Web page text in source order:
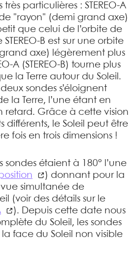
particulières : STEREO-A
"rayon" (demi grand axe)
que celui de l’orbite de
B est sur une orbite
axe) légèrement plus
A (STEREO-B) tourne plus
la Terre autour du Soleil.
sondes s’éloignent
la Terre, l’une étant en
retard. Grâce à cette vision
différents, le Soleil peut être
fois en trois dimensions !
sondes étaient à 180° l’une
) donnant pour la
simultanée de
(voir des détails sur le
). Depuis cette date nous
du Soleil, les sondes
la face du Soleil non visible